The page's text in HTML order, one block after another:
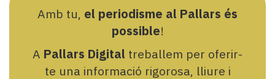
Amb tu, el periodisme al Pallars és
possible!
A Pallars Digital treballem per oferir-
te una informació rigorosa, lliure i